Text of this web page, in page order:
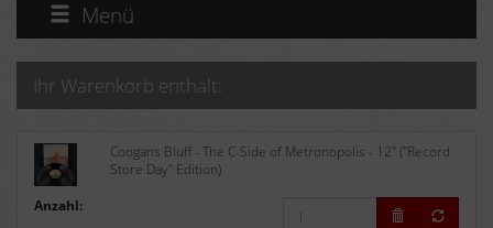
Menü
Ihr Warenkorb enthält:
Coogans Bluff - The C-Side of Metronopolis - 12" ("Record
Store Day" Edition)
Anzahl: